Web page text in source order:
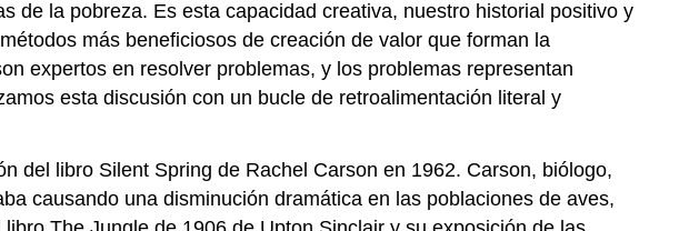
de la pobreza. Es esta capacidad creativa, nuestro historial positivo y
más beneficiosos de creación de valor que forman la
expertos en resolver problemas, y los problemas representan
esta discusión con un bucle de retroalimentación literal y
del libro Silent Spring de Rachel Carson en 1962. Carson, biólogo,
causando una disminución dramática en las poblaciones de aves,